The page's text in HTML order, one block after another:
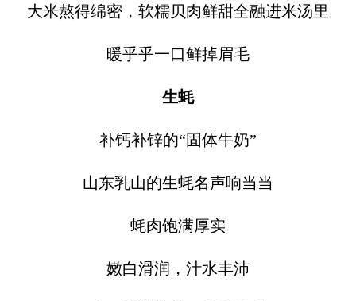
大米熬得绵密，软糯贝肉鲜甜全融进米汤里
暖乎乎一口鲜掉眉毛
生蚝
补钙补锌的“固体牛奶”
山东乳山的生蚝名声响当当
蚝肉饱满厚实
嫩白滑润，汁水丰沛